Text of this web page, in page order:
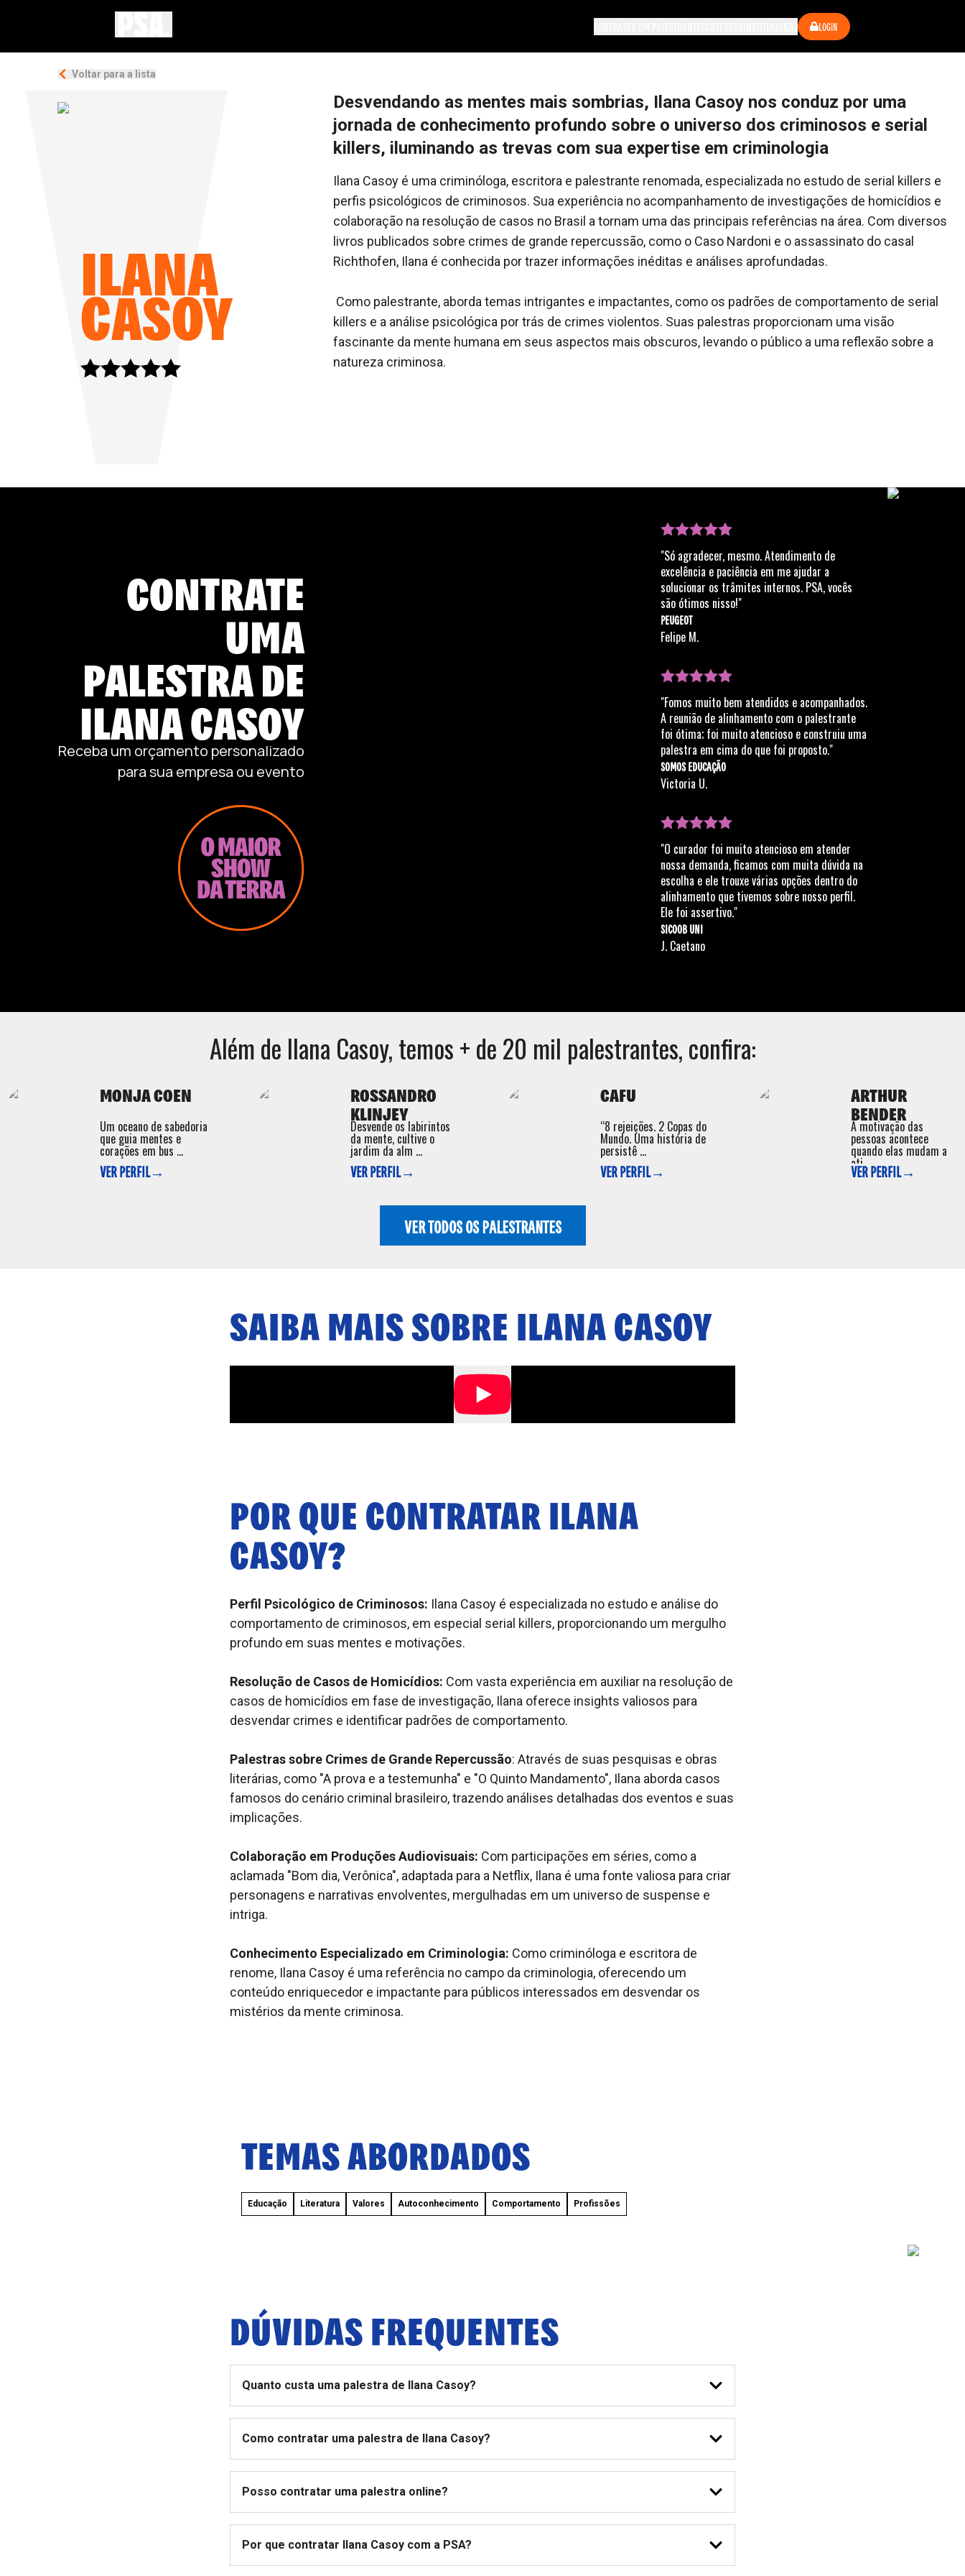
LOGIN
Voltar para a lista
ILANA
CASOY
Desvendando as mentes mais sombrias, Ilana Casoy nos conduz por uma
jornada de conhecimento profundo sobre o universo dos criminosos e serial
killers, iluminando as trevas com sua expertise em criminologia
Ilana Casoy é uma criminóloga, escritora e palestrante renomada, especializada no estudo de serial killers e
perfis psicológicos de criminosos. Sua experiência no acompanhamento de investigações de homicídios e
colaboração na resolução de casos no Brasil a tornam uma das principais referências na área. Com diversos
livros publicados sobre crimes de grande repercussão, como o Caso Nardoni e o assassinato do casal
Richthofen, Ilana é conhecida por trazer informações inéditas e análises aprofundadas.
Como palestrante, aborda temas intrigantes e impactantes, como os padrões de comportamento de serial
killers e a análise psicológica por trás de crimes violentos. Suas palestras proporcionam uma visão
fascinante da mente humana em seus aspectos mais obscuros, levando o público a uma reflexão sobre a
natureza criminosa.
CONTRATE
UMA
PALESTRA DE
ILANA CASOY
Receba um orçamento personalizado
para sua empresa ou evento
"Só agradecer, mesmo. Atendimento de
excelência e paciência em me ajudar a
solucionar os trâmites internos. PSA, vocês
são ótimos nisso!"
PEUGEOT
Felipe M.
"Fomos muito bem atendidos e acompanhados.
A reunião de alinhamento com o palestrante
foi ótima; foi muito atencioso e construiu uma
palestra em cima do que foi proposto."
SOMOS EDUCAÇÃO
Victoria U.
"O curador foi muito atencioso em atender
nossa demanda, ficamos com muita dúvida na
escolha e ele trouxe várias opções dentro do
alinhamento que tivemos sobre nosso perfil.
Ele foi assertivo."
SICOOB UNI
J. Caetano
Além de Ilana Casoy, temos + de 20 mil palestrantes, confira:
MONJA COEN
Um oceano de sabedoria
que guia mentes e
corações em bus ...
VER PERFIL→
ROSSANDRO
KLINJEY
Desvende os labirintos
da mente, cultive o
jardim da alm ...
VER PERFIL→
CAFU
“8 rejeições. 2 Copas do
Mundo. Uma história de
persistê ...
VER PERFIL→
ARTHUR
BENDER
A motivação das
pessoas acontece
quando elas mudam a
ati ...
VER PERFIL→
VER TODOS OS PALESTRANTES
SAIBA MAIS SOBREILANA CASOY
POR QUE CONTRATARILANA
CASOY?
Perfil Psicológico de Criminosos: Ilana Casoy é especializada no estudo e análise do
comportamento de criminosos, em especial serial killers, proporcionando um mergulho
profundo em suas mentes e motivações.
Resolução de Casos de Homicídios: Com vasta experiência em auxiliar na resolução de
casos de homicídios em fase de investigação, Ilana oferece insights valiosos para
desvendar crimes e identificar padrões de comportamento.
Palestras sobre Crimes de Grande Repercussão: Através de suas pesquisas e obras
literárias, como "A prova e a testemunha" e "O Quinto Mandamento", Ilana aborda casos
famosos do cenário criminal brasileiro, trazendo análises detalhadas dos eventos e suas
implicações.
Colaboração em Produções Audiovisuais: Com participações em séries, como a
aclamada "Bom dia, Verônica", adaptada para a Netflix, Ilana é uma fonte valiosa para criar
personagens e narrativas envolventes, mergulhadas em um universo de suspense e
intriga.
Conhecimento Especializado em Criminologia: Como criminóloga e escritora de
renome, Ilana Casoy é uma referência no campo da criminologia, oferecendo um
conteúdo enriquecedor e impactante para públicos interessados em desvendar os
mistérios da mente criminosa.
TEMAS ABORDADOS
Educação Literatura Valores Autoconhecimento Comportamento Profissões
DÚVIDAS FREQUENTES
Quanto custa uma palestra de Ilana Casoy?
Como contratar uma palestra de Ilana Casoy?
Posso contratar uma palestra online?
Por que contratar Ilana Casoy com a PSA?